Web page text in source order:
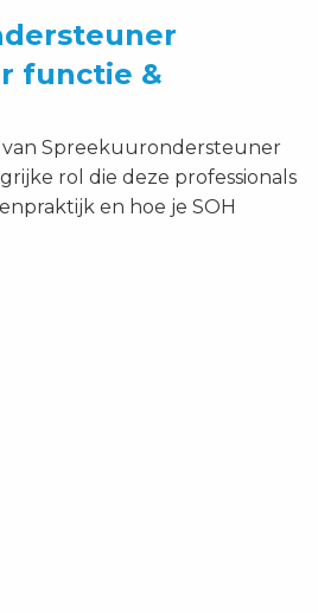
functie &
van Spreekuurondersteuner
rol die deze professionals
en hoe je SOH